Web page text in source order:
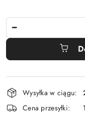
Dostępność
i
dostawa
Wysyłka w ciągu:
Cena przesyłki: